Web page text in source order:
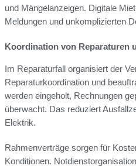
und Mängelanzeigen. Digitale
Meldungen und unkomplizierten
Koordination von Reparaturen
Im Reparaturfall organisiert der
Reparaturkoordination und
werden eingeholt, Rechnungen
überwacht. Das reduziert
Elektrik.
Rahmenverträge sorgen für
Konditionen.